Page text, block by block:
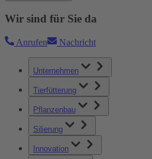
Wir sind für Sie da
Anrufen Nachricht
Unternehmen
Tierfütterung
Pflanzenbau
Silierung
Innovation